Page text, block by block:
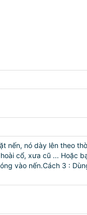
nến, nó dày lên theo
cổ, xưa cũ ... Hoặc
vào nến.Cách 3 :